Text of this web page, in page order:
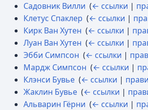
Садовник Вилли (← ссылки |
Клетус Спаклер (← ссылки |
Кирк Ван Хутен (← ссылки |
Луан Ван Хутен (← ссылки |
Эбби Симпсон (← ссылки |
Мардж Симпсон (← ссылки |
Клэнси Бувье (← ссылки |
Жаклин Бувье (← ссылки |
Альварин Гёрни (← ссылки |